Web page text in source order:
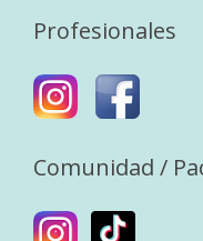
Profesionales
Comunidad /